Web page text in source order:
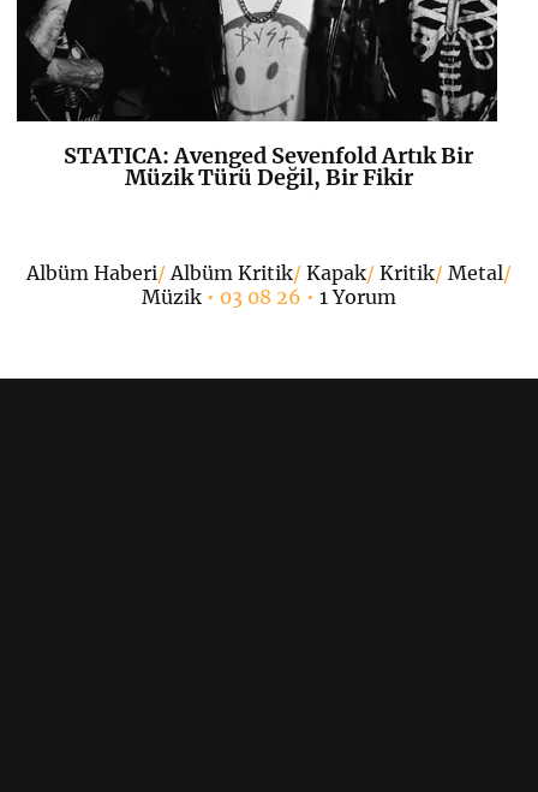
K+
STATICA: Avenged Sevenfold Artık Bir
Müzik Türü Değil, Bir Fikir
Albüm Haberi/Albüm Kritik/ Kapak/ Kritik/ Metal/
Müzik• 03 08 26 • 1 Yorum